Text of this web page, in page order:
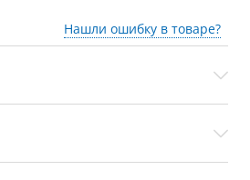
Нашли ошибку в товаре?